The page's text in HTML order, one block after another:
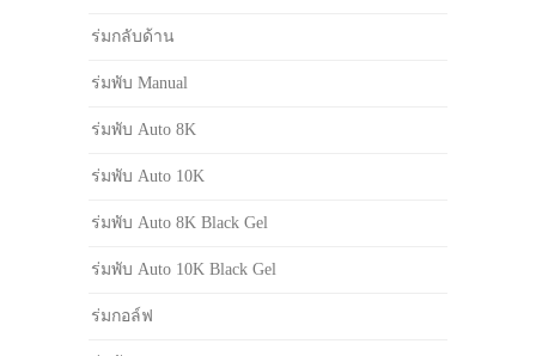
ร่มกลับด้าน
ร่มพับ Manual
ร่มพับ Auto 8K
ร่มพับ Auto 10K
ร่มพับ Auto 8K Black Gel
ร่มพับ Auto 10K Black Gel
ร่มกอล์ฟ